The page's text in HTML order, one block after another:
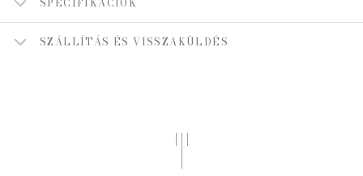
SZÁLLÍTÁS ÉS VISSZAKÜLDÉS